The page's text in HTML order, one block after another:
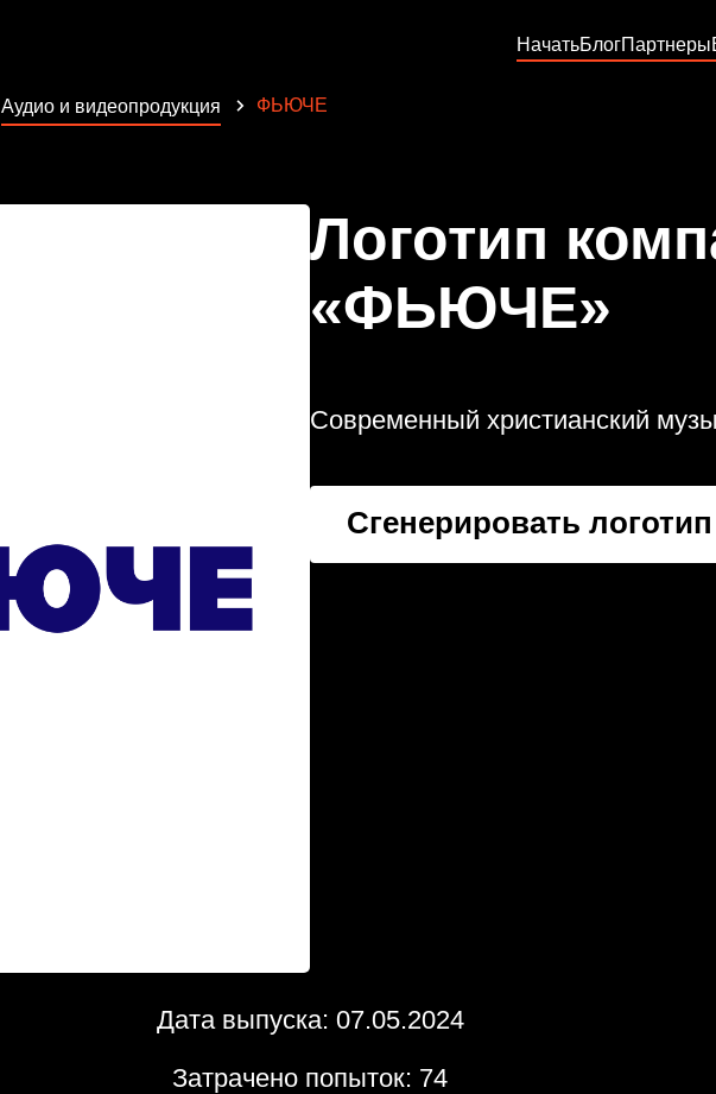
НачатьБлогПартнеры
Аудио и видеопродукция ФЬЮЧЕ
Логотип
«ФЬЮЧЕ»
Современный христианский
Сгенерировать логотип
Дата выпуска: 07.05.2024
Затрачено попыток: 74